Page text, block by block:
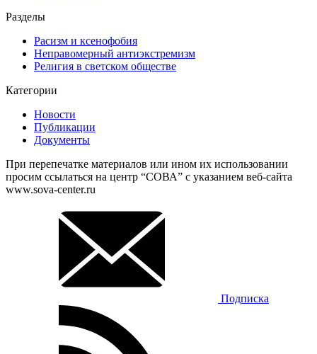
Разделы
Расизм и ксенофобия
Неправомерный антиэкстремизм
Религия в светском обществе
Категории
Новости
Публикации
Документы
При перепечатке материалов или ином их использовании
просим ссылаться на центр “СОВА” с указанием веб-сайта
www.sova-center.ru
Подписка